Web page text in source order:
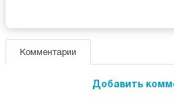
Комментарии
Добавить